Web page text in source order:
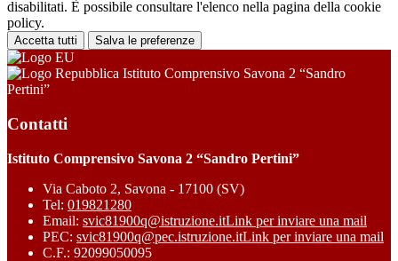
disabilitati. È possibile consultare l'elenco nella pagina della cookie
policy.
Accetta tutti Salva le preferenze
Istituto Comprensivo Savona 2 “Sandro
Pertini”
Contatti
Istituto Comprensivo Savona 2 “Sandro Pertini”
Via Caboto 2, Savona - 17100 (SV)
Tel: 019821280
Email: svic81900q@istruzione.itLink per inviare una mail
PEC: svic81900q@pec.istruzione.itLink per inviare una mail
C.F.: 92099050095